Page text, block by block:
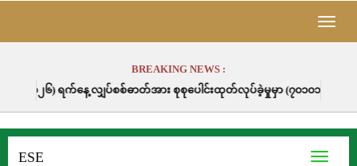
Toggle
BREAKING NEWS :
ပ်စစ်ဓာတ်အား စုစုပေါင်းထုတ်လုပ်ခဲ့မှုမှာ (၇၀၁၀၁.၀) မဂ္ဂါဝပ်နာရီဖြစ်ပါသည်
Toggle
ESE